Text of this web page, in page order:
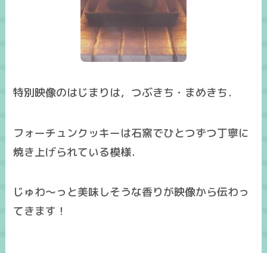
特別映像のはじまりは，つぶきち・まめきち．
フォーチュンクッキーは石窯でひとつずつ丁寧に
焼き上げられている模様．
じゅわ～っと美味しそうな香りが映像から伝わっ
てきます！